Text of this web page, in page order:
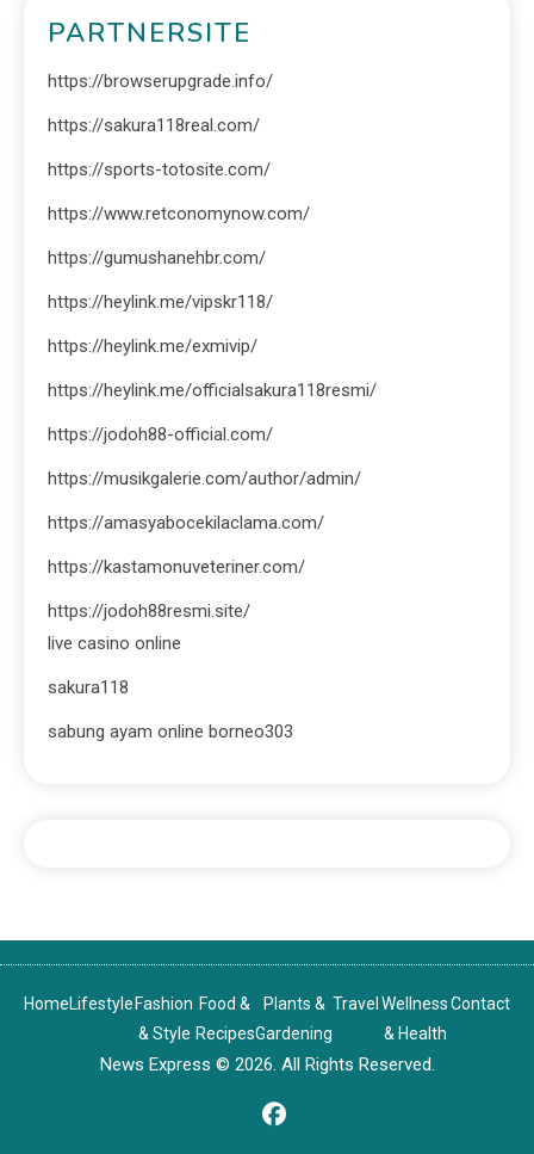
PARTNERSITE
https://browserupgrade.info/
https://sakura118real.com/
https://sports-totosite.com/
https://www.retconomynow.com/
https://gumushanehbr.com/
https://heylink.me/vipskr118/
https://heylink.me/exmivip/
https://heylink.me/officialsakura118resmi/
https://jodoh88-official.com/
https://musikgalerie.com/author/admin/
https://amasyabocekilaclama.com/
https://kastamonuveteriner.com/
https://jodoh88resmi.site/
live casino online
sakura118
sabung ayam online borneo303
HomeLifestyle Fashion
& Style
Food &
Recipes
Plants &
Gardening
Travel Wellness
& Health
Contact
News Express © 2026. All Rights Reserved.